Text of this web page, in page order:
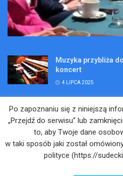
Muzyka przybliża
koncert
4 LIPCA 2025
Kopalniane
Adam Maciejczyk:
bariery. Nie tylko
Po zapoznaniu się z niniejszą
„Przejdź do serwisu” lub
to, aby Twoje dane
w taki sposób jaki został
polityce (https://